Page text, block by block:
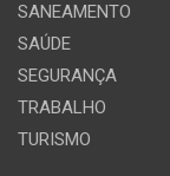
SANEAMENTO
SAÚDE
SEGURANÇA
TRABALHO
TURISMO